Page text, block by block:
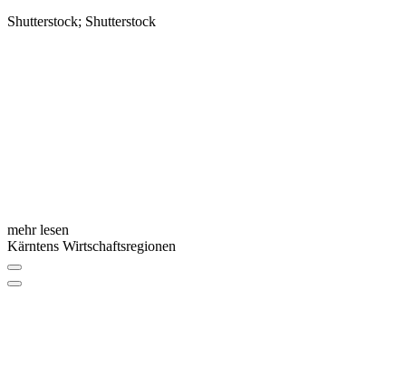
Shutterstock; Shutterstock
mehr lesen
Kärntens Wirtschaftsregionen